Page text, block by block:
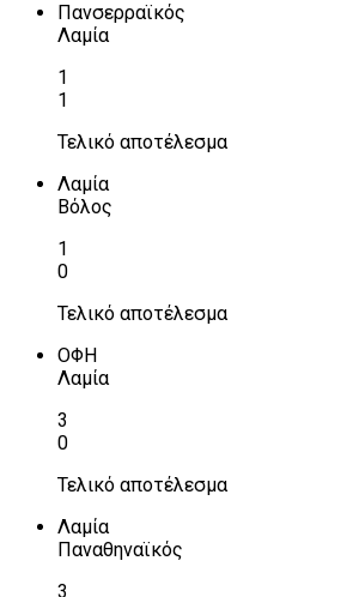
Πανσερραϊκός
Λαμία
1
1
Τελικό αποτέλεσμα
Λαμία
Βόλος
1
0
Τελικό αποτέλεσμα
ΟΦΗ
Λαμία
3
0
Τελικό αποτέλεσμα
Λαμία
Παναθηναϊκός
3